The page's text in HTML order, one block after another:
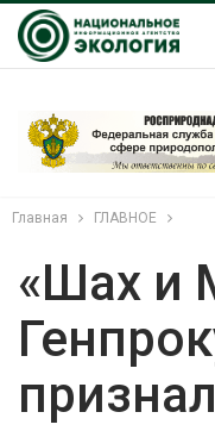
Главная ГЛАВНОЕ
«Шах и